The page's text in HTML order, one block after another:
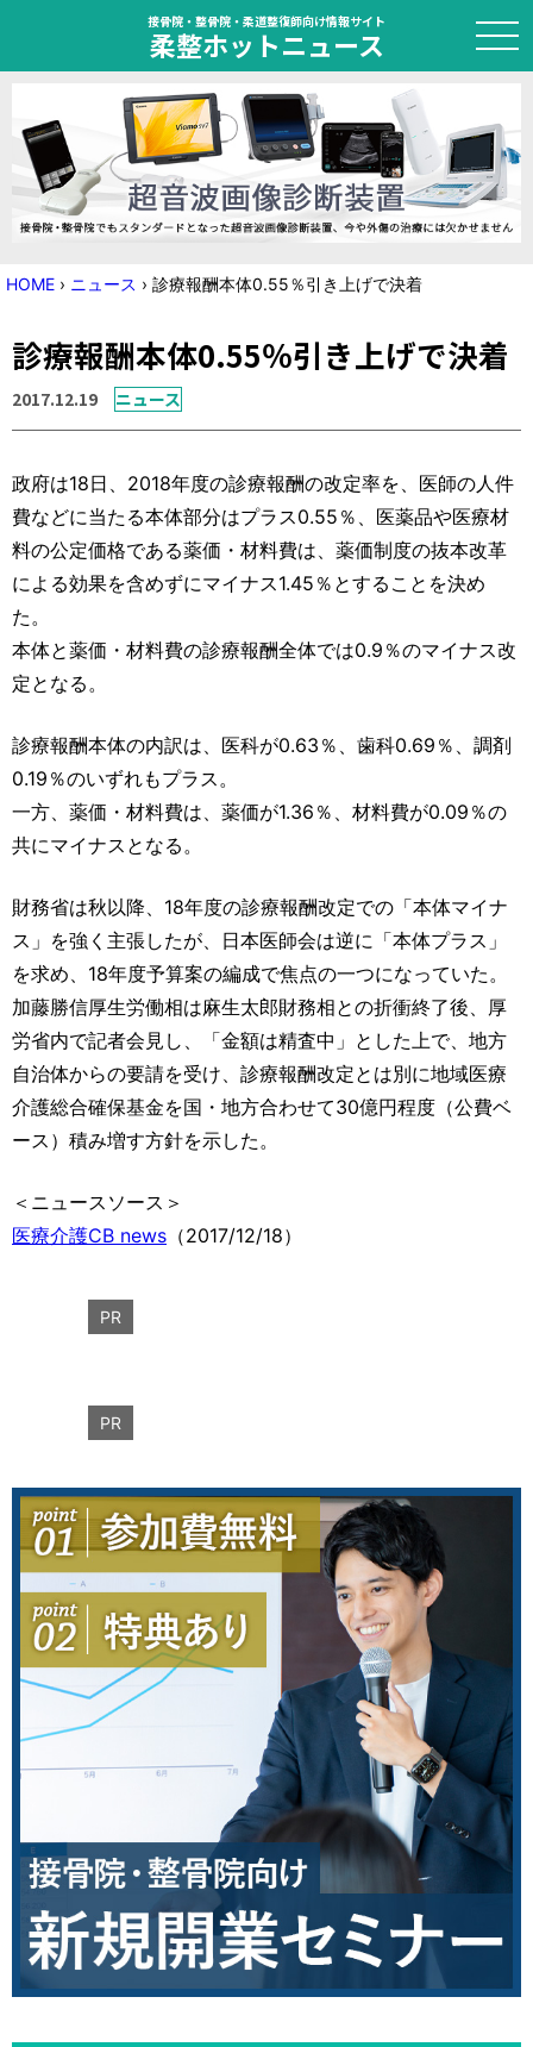
接骨院・整骨院・柔道整復師向け情報サイト
柔整ホットニュース
HOME
トピック
ニュース
国家試験対策
学会・セミナー情報
プライバシーポリシー サイトマップ
運営元 お問い合わせ
HOME › ニュース › 診療報酬本体0.55％引き上げで決着
診療報酬本体0.55％引き上げで決着
2017.12.19 ニュース
政府は18日、2018年度の診療報酬の改定率を、医師の人件
費などに当たる本体部分はプラス0.55％、医薬品や医療材
料の公定価格である薬価・材料費は、薬価制度の抜本改革
による効果を含めずにマイナス1.45％とすることを決め
た。
本体と薬価・材料費の診療報酬全体では0.9％のマイナス改
定となる。
診療報酬本体の内訳は、医科が0.63％、歯科0.69％、調剤
0.19％のいずれもプラス。
一方、薬価・材料費は、薬価が1.36％、材料費が0.09％の
共にマイナスとなる。
財務省は秋以降、18年度の診療報酬改定での「本体マイナ
ス」を強く主張したが、日本医師会は逆に「本体プラス」
を求め、18年度予算案の編成で焦点の一つになっていた。
加藤勝信厚生労働相は麻生太郎財務相との折衝終了後、厚
労省内で記者会見し、「金額は精査中」とした上で、地方
自治体からの要請を受け、診療報酬改定とは別に地域医療
介護総合確保基金を国・地方合わせて30億円程度（公費ベ
ース）積み増す方針を示した。
＜ニュースソース＞
医療介護CB news （2017/12/18）
PR
PR